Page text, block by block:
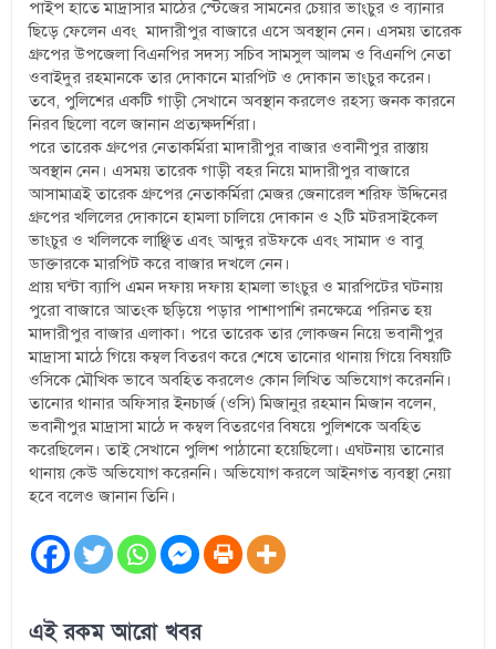
পাইপ হাতে মাদ্রাসার মাঠের স্টেজের সামনের চেয়ার ভাংচুর ও ব্যানার
ছিড়ে ফেলেন এবং মাদারীপুর বাজারে এসে অবস্থান নেন। এসময় তারেক
গ্রুপের উপজেলা বিএনপির সদস্য সচিব সামসুল আলম ও বিএনপি নেতা
ওবাইদুর রহমানকে তার দোকানে মারপিট ও দোকান ভাংচুর করেন।
তবে, পুলিশের একটি গাড়ী সেখানে অবস্থান করলেও রহস্য জনক কারনে
নিরব ছিলো বলে জানান প্রত্যক্ষদর্শিরা।
পরে তারেক গ্রুপের নেতাকর্মিরা মাদারীপুর বাজার ওবানীপুর রাস্তায়
অবস্থান নেন। এসময় তারেক গাড়ী বহর নিয়ে মাদারীপুর বাজারে
আসামাত্রই তারেক গ্রুপের নেতাকর্মিরা মেজর জেনারেল শরিফ উদ্দিনের
গ্রুপের খলিলের দোকানে হামলা চালিয়ে দোকান ও ২টি মটরসাইকেল
ভাংচুর ও খলিলকে লাঞ্ছিত এবং আব্দুর রউফকে এবং সামাদ ও বাবু
ডাক্তারকে মারপিট করে বাজার দখলে নেন।
প্রায় ঘন্টা ব্যাপি এমন দফায় দফায় হামলা ভাংচুর ও মারপিটের ঘটনায়
পুরো বাজারে আতংক ছড়িয়ে পড়ার পাশাপাশি রনক্ষেত্রে পরিনত হয়
মাদারীপুর বাজার এলাকা। পরে তারেক তার লোকজন নিয়ে ভবানীপুর
মাদ্রাসা মাঠে গিয়ে কম্বল বিতরণ করে শেষে তানোর থানায় গিয়ে বিষয়টি
ওসিকে মৌখিক ভাবে অবহিত করলেও কোন লিখিত অভিযোগ করেননি।
তানোর থানার অফিসার ইনচার্জ (ওসি) মিজানুর রহমান মিজান বলেন,
ভবানীপুর মাদ্রাসা মাঠে দ কম্বল বিতরণের বিষয়ে পুলিশকে অবহিত
করেছিলেন। তাই সেখানে পুলিশ পাঠানো হয়েছিলো। এঘটনায় তানোর
থানায় কেউ অভিযোগ করেননি। অভিযোগ করলে আইনগত ব্যবস্থা নেয়া
হবে বলেও জানান তিনি।
এই রকম আরো খবর